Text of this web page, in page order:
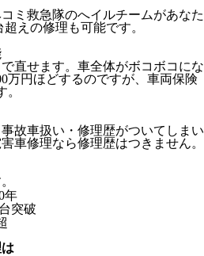
ミ救急隊のへイルチームがあなた
えの修理も可能です。
直せます。車全体がボコボコにな
万円ほどするのですが、車両保険
故車扱い・修理歴がついてしまい
車修理なら修理歴はつきません。